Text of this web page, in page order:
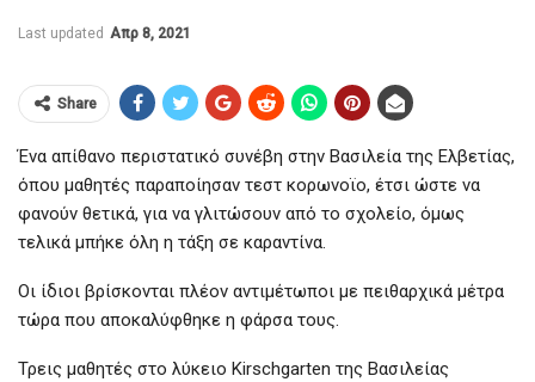
Last updated Απρ 8, 2021
Share
Ένα απίθανο περιστατικό συνέβη στην Βασιλεία της Ελβετίας,
όπου μαθητές παραποίησαν τεστ κορωνοϊο, έτσι ώστε να
φανούν θετικά, για να γλιτώσουν από το σχολείο, όμως
τελικά μπήκε όλη η τάξη σε καραντίνα.
Οι ίδιοι βρίσκονται πλέον αντιμέτωποι με πειθαρχικά μέτρα
τώρα που αποκαλύφθηκε η φάρσα τους.
Τρεις μαθητές στο λύκειο Kirschgarten της Βασιλείας